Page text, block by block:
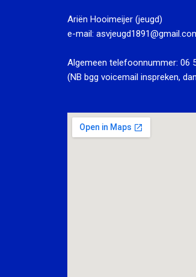
Ariën Hooimeijer (jeugd)
e-mail:
Algemeen telefoonnummer: 06
(NB bgg voicemail inspreken,